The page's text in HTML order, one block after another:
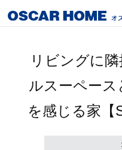
性
イベン
商品
リビングに
ルスーペース
を感じる家【